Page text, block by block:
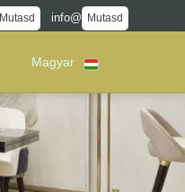
Mutasd info@ Mutasd
Magyar